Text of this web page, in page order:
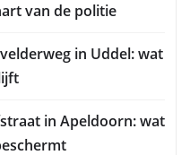
van de politie
in Uddel: wat
in Apeldoorn: wat